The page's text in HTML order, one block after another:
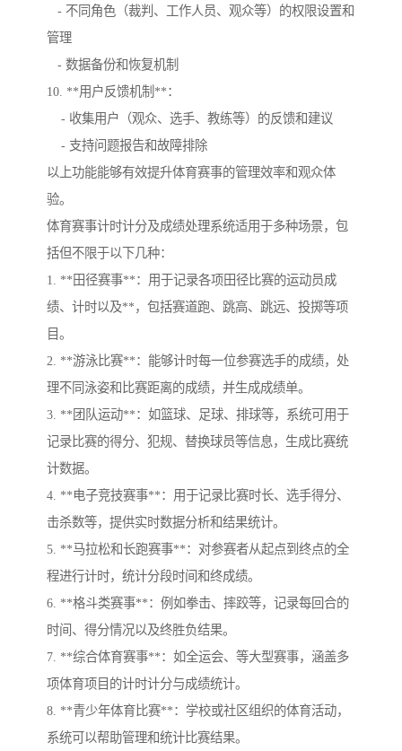
- 不同角色（裁判、工作人员、观众等）的权限设置和
管理
- 数据备份和恢复机制
10. **用户反馈机制**：
- 收集用户（观众、选手、教练等）的反馈和建议
- 支持问题报告和故障排除
以上功能能够有效提升体育赛事的管理效率和观众体
验。
体育赛事计时计分及成绩处理系统适用于多种场景，包
括但不限于以下几种：
1. **田径赛事**：用于记录各项田径比赛的运动员成
绩、计时以及**，包括赛道跑、跳高、跳远、投掷等项
目。
2. **游泳比赛**：能够计时每一位参赛选手的成绩，处
理不同泳姿和比赛距离的成绩，并生成成绩单。
3. **团队运动**：如篮球、足球、排球等，系统可用于
记录比赛的得分、犯规、替换球员等信息，生成比赛统
计数据。
4. **电子竞技赛事**：用于记录比赛时长、选手得分、
击杀数等，提供实时数据分析和结果统计。
5. **马拉松和长跑赛事**：对参赛者从起点到终点的全
程进行计时，统计分段时间和终成绩。
6. **格斗类赛事**：例如拳击、摔跤等，记录每回合的
时间、得分情况以及终胜负结果。
7. **综合体育赛事**：如全运会、等大型赛事，涵盖多
项体育项目的计时计分与成绩统计。
8. **青少年体育比赛**：学校或社区组织的体育活动，
系统可以帮助管理和统计比赛结果。